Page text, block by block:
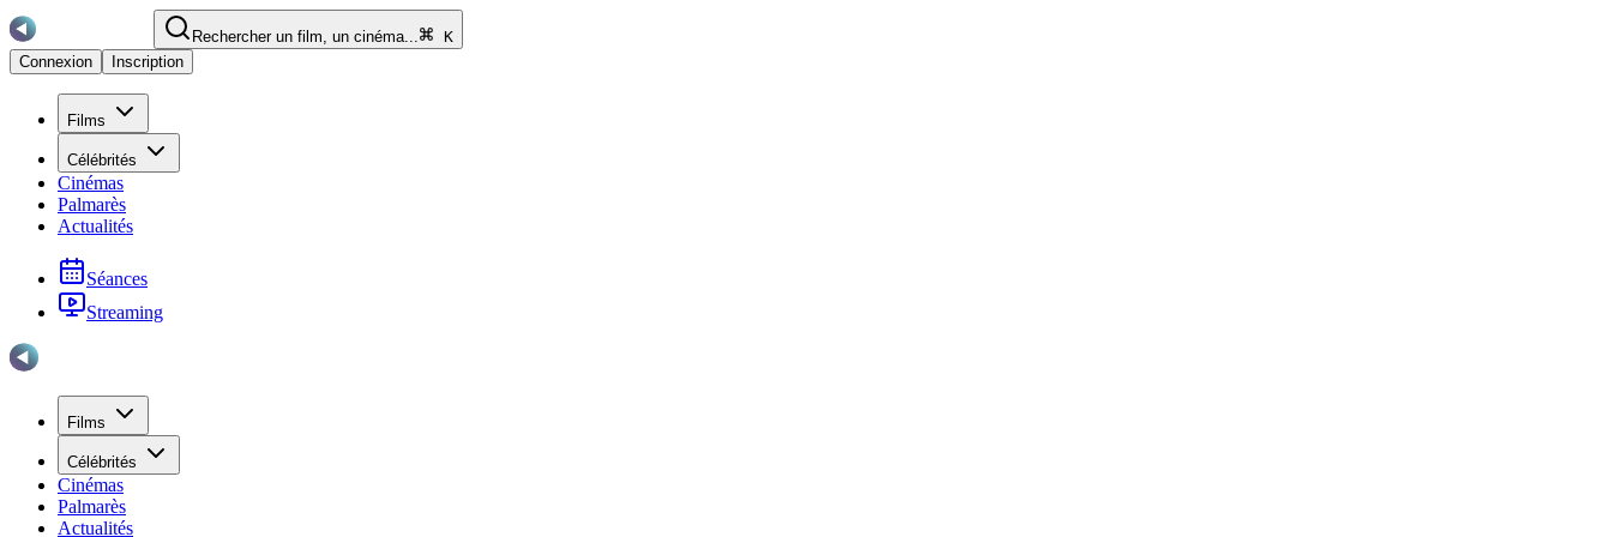
Rechercher un film, un cinéma...
K
Connexion
Inscription
Films
Célébrités
Cinémas
Palmarès
Actualités
Séances
Streaming
Films
Célébrités
Cinémas
Palmarès
Actualités